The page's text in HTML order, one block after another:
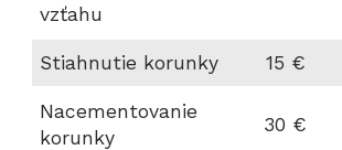
vzťahu
Stiahnutie korunky 15 €
Nacementovanie
korunky
30 €